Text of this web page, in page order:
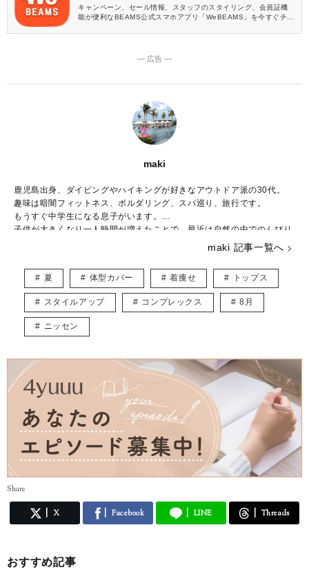
キャンペーン、セール情報、スタッフのスタイリング、会員証機
能が便利なBEAMS公式スマホアプリ「WeBEAMS」を今すぐチェ
― 広告 ―
maki
鹿児島出身、ダイビングやハイキングが好きなアウトドア派の30代。
趣味は暗闇フィットネス、ボルダリング、スパ巡り、旅行です。
もうすぐ中学生になる息子がいます。
子供が大きくなり一人時間が増えたことで、最近は自然の中でのんびり
ファッションを楽しんでいます。
こちらでは主にUNIQLOやGU、しまむらなどのプチプラアイテムを取
り入れたトレンド記事を紹介していきます。
宜しくお願いします。
maki 記事一覧へ
夏 体型カバー 着痩せ トップス
スタイルアップ コンプレックス 8月
ニッセン
Share
X Facebook LINE Threads
おすすめ記事